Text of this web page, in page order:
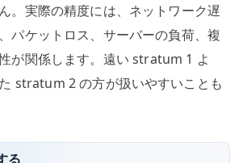
。実際の精度には、ネットワーク遅
パケットロス、サーバーの負荷、複
が関係します。遠い stratum 1 よ
stratum 2 の方が扱いやすいことも
る